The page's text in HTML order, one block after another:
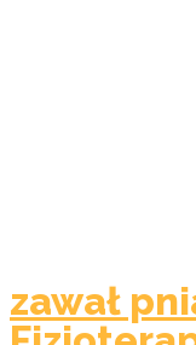
zawał